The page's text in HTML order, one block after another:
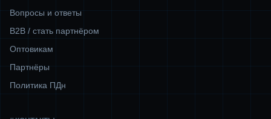
Вопросы и ответы
B2B / стать партнёром
Оптовикам
Партнёры
Политика ПДн